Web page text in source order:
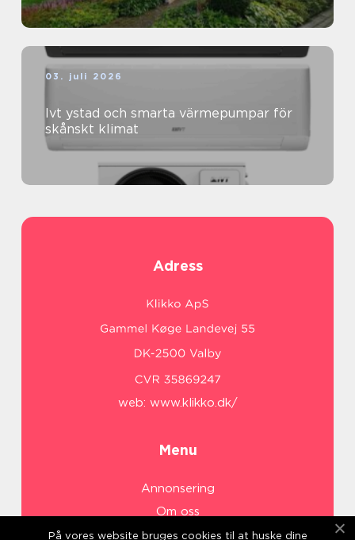
03. juli 2026
Ivt ystad och smarta värmepumpar för
skånskt klimat
Adress
web: www.klikko.dk/
Menu
Annonsering
Om oss
Cookies
På vores website bruges cookies til at huske dine